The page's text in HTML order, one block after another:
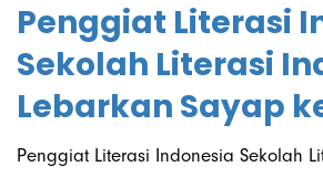
Penggiat Literasi
Sekolah Literasi
Lebarkan Sayap
Penggiat Literasi Indonesia Sekolah